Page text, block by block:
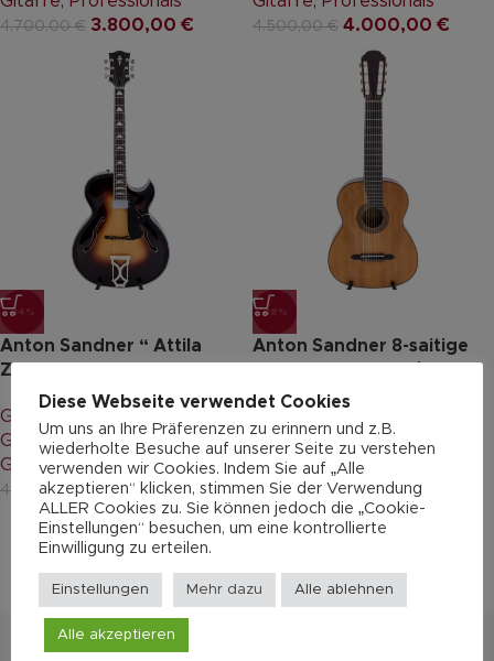
4.700,00€ 3.800,00 € 4.500,00€ 4.000,00 €
-14%
Anton Sandner “ Attila
Zoller AZ10”
Gitarren & Bässe
Gitarre 6-saitig
Jazz-
Gitarre, Professionals
4.200,00 € 3.600,00€
-18%
Anton Sandner 8-saitige
Konzertgitarre 8-saitig
Professionals
2.882,00 € 2.350,00
Diese Webseite verwendet Cookies
Um uns an Ihre Präferenzen zu erinnern und z.B.
wiederholte Besuche auf unserer Seite zu verstehen
verwenden wir Cookies. Indem Sie auf „Alle
akzeptieren“ klicken, stimmen Sie der Verwendung
ALLER Cookies zu. Sie können jedoch die „Cookie-
Einstellungen“ besuchen, um eine kontrollierte
Einwilligung zu erteilen.
Einstellungen Mehr dazu Alle ablehnen
Alle akzeptieren